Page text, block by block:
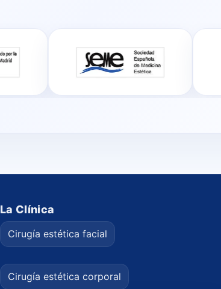
La Clínica
Cirugía estética facial
Cirugía estética corporal